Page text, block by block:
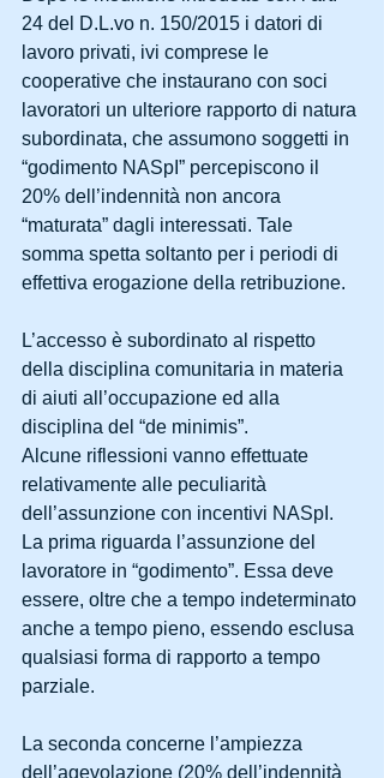
24 del D.L.vo n. 150/2015 i datori di
lavoro privati, ivi comprese le
cooperative che instaurano con soci
lavoratori un ulteriore rapporto di natura
subordinata, che assumono soggetti in
“godimento NASpI” percepiscono il
20% dell’indennità non ancora
“maturata” dagli interessati. Tale
somma spetta soltanto per i periodi di
effettiva erogazione della retribuzione.
L’accesso è subordinato al rispetto
della disciplina comunitaria in materia
di aiuti all’occupazione ed alla
disciplina del “de minimis”.
Alcune riflessioni vanno effettuate
relativamente alle peculiarità
dell’assunzione con incentivi NASpI.
La prima riguarda l’assunzione del
lavoratore in “godimento”. Essa deve
essere, oltre che a tempo indeterminato
anche a tempo pieno, essendo esclusa
qualsiasi forma di rapporto a tempo
parziale.
La seconda concerne l’ampiezza
dell’agevolazione (20% dell’indennità